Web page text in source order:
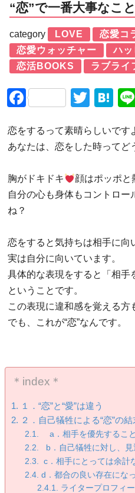
“恋”で一番大事なこ
category LOVE 恋愛コ
恋愛ウォッチャー
ハッ
恋活BOOKS
ラブライ
Facebook
恋をするって素晴らしいです
あなたは、恋をした時ってど
胸がドキドキ
顔はポッポと
自分の心も身体もコントロー
ね？
恋をすると気持ちは相手に向
実は自分に向いています。
具体的な表現をすると「相手
ということです。
この表現に違和感を覚える方
でも、これが“恋”なんです。
＊index＊
１．“恋”と“愛”は違う
２．自己犠牲による“恋”の結
a．相手を優先するこ
b．自己犠牲に対し、見
c．相手にとっては余計
d．都合の良い存在にな
ライタープロフィ